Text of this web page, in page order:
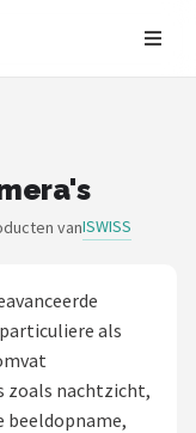
vanISWISS
als
zoals nachtzicht,
beeldopname,